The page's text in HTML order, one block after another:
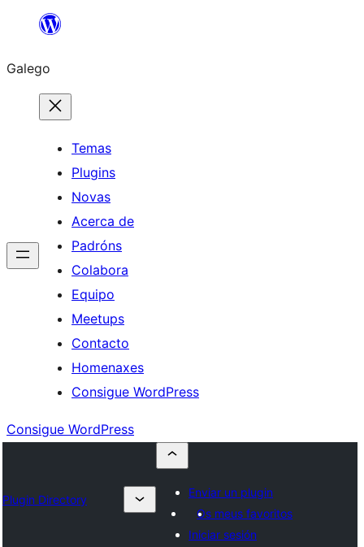
Saltar
contido
Galego
Temas
Plugins
Novas
Acerca de
Padróns
Colabora
Equipo
Meetups
Contacto
Homenaxes
Consigue WordPress
Consigue WordPress
Plugin Directory
Enviar un plugin
Os meus favoritos
Iniciar sesión